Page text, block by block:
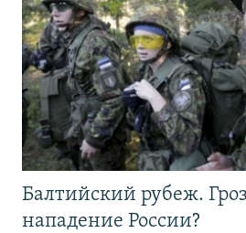
Балтийский рубеж.
нападение России?